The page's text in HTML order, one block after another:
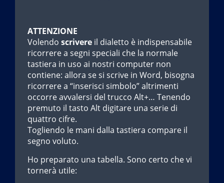
ATTENZIONE
Volendo scrivere il dialetto è indispensabile
ricorrere a segni speciali che la normale
tastiera in uso ai nostri computer non
contiene: allora se si scrive in Word, bisogna
ricorrere a “inserisci simbolo” altrimenti
occorre avvalersi del trucco Alt+… Tenendo
premuto il tasto Alt digitare una serie di
quattro cifre.
Togliendo le mani dalla tastiera compare il
segno voluto.
Ho preparato una tabella. Sono certo che vi
tornerà utile: